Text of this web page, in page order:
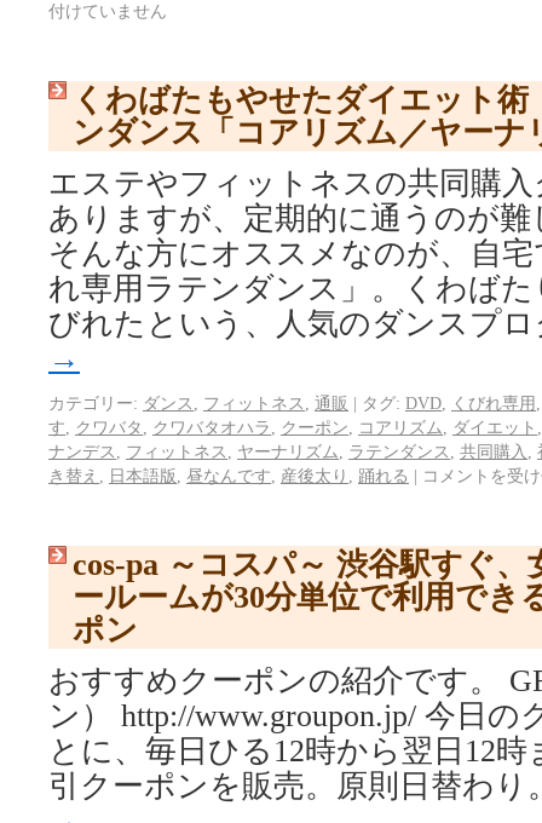
付けていません
くわばたもやせたダイエット術
ンダンス「コアリズム／ヤーナ
エステやフィットネスの共同購
ありますが、定期的に通うのが
そんな方にオススメなのが、自
れ専用ラテンダンス」。くわば
びれたという、人気のダンスプ
→
カテゴリー: ダンス フィットネス 通販 | タグ: DVD くびれ専用
す
クワバタ クワバタオハラ クーポン コアリズム ダイエット
ナンデス
フィットネス ヤーナリズム ラテンダンス 共同購入
き替え
日本語版 昼なんです 産後太り 踊れる | コメントを受
cos-pa ～コスパ～ 渋谷駅すぐ
ールームが30分単位で利用でき
ポン
おすすめクーポンの紹介です。
ン） http://www.groupon.jp/ 今日
とに、毎日ひる12時から翌日12
引クーポンを販売。原則日替わ